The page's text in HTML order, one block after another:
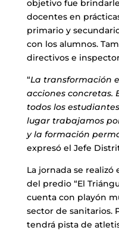
objetivo fue
docentes en
primario y
con los alumnos.
directivos e
“La transformación
acciones concretas.
todos los
lugar trabajamos
y la formación
expresó el Jefe
La jornada se realizó
del predio “El
cuenta con playón
sector de sanitarios.
tendrá pista de